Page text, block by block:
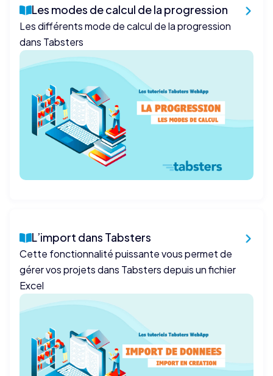
Les modes de calcul de la progression
Les différents mode de calcul de la progression
dans Tabsters
L’import dans Tabsters
Cette fonctionnalité puissante vous permet de
gérer vos projets dans Tabsters depuis un fichier
Excel